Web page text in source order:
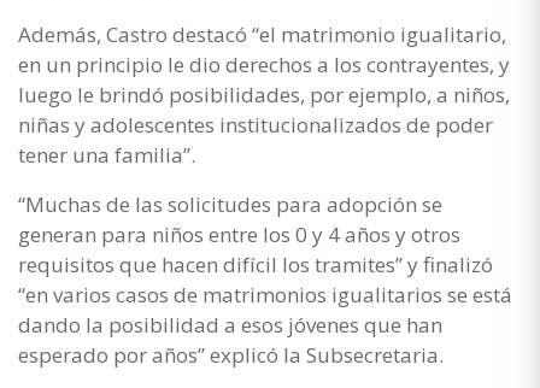
Además, Castro destacó “el matrimonio igualitario,
en un principio le dio derechos a los contrayentes, y
luego le brindó posibilidades, por ejemplo, a niños,
niñas y adolescentes institucionalizados de poder
tener una familia”.
“Muchas de las solicitudes para adopción se
generan para niños entre los 0 y 4 años y otros
requisitos que hacen difícil los tramites” y finalizó
“en varios casos de matrimonios igualitarios se está
dando la posibilidad a esos jóvenes que han
esperado por años” explicó la Subsecretaria.